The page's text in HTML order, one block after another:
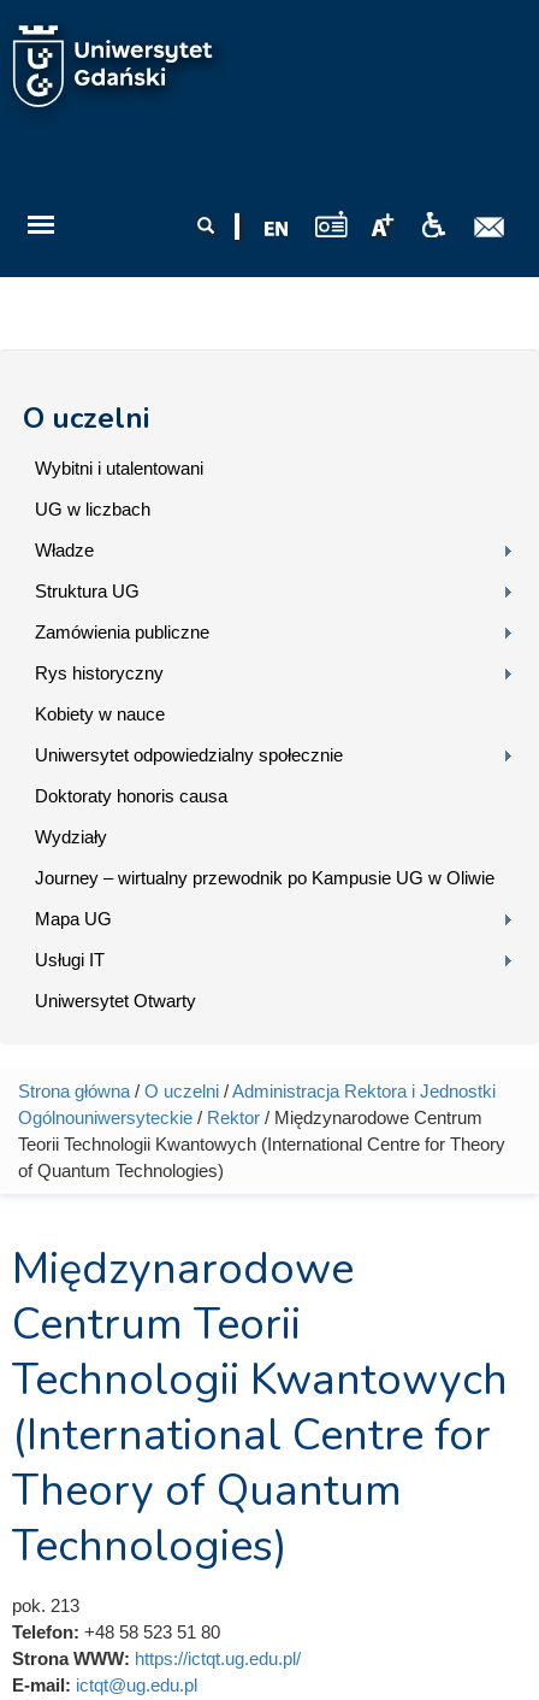
wyszukiwania
O uczelni
Wybitni i utalentowani
UG w liczbach
Władze
Struktura UG
Zamówienia publiczne
Rys historyczny
Kobiety w nauce
Uniwersytet odpowiedzialny społecznie
Doktoraty honoris causa
Wydziały
Journey – wirtualny przewodnik po Kampusie UG w Oliwie
Mapa UG
Usługi IT
Uniwersytet Otwarty
Jesteś tutaj
Strona główna / O uczelni /Administracja Rektora i Jednostki
Ogólnouniwersyteckie / Rektor / Międzynarodowe Centrum
Teorii Technologii Kwantowych (International Centre for Theory
of Quantum Technologies)
Międzynarodowe
Centrum Teorii
Technologii Kwantowych
(International Centre for
Theory of Quantum
Technologies)
pok. 213
Telefon: +48 58 523 51 80
Strona WWW: https://ictqt.ug.edu.pl/
E-mail: ictqt@ug.edu.pl